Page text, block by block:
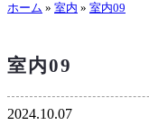
ホーム » 室内 » 室内09
室内09
2024.10.07